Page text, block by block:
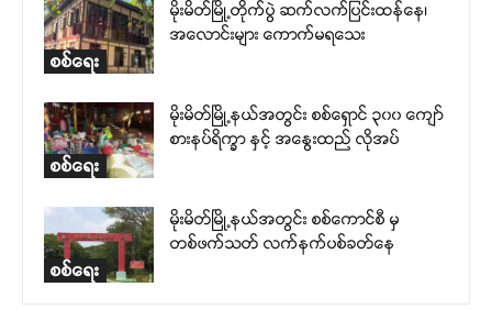
စစ်ရေး
မိုးမိတ်မြို့တိုက်ပွဲ ဆက်လက်ပြင်းထန်နေ၊
အလောင်းများ ကောက်မရသေး
စစ်ရေး
မိုးမိတ်မြို့နယ်အတွင်း စစ်ရှောင် ၃၀၀ ကျော်
စားနပ်ရိက္ခာ နှင့် အနွေးထည် လိုအပ်
စစ်ရေး
မိုးမိတ်မြို့နယ်အတွင်း စစ်ကောင်စီ မှ
တစ်ဖက်သတ် လက်နက်ပစ်ခတ်နေ